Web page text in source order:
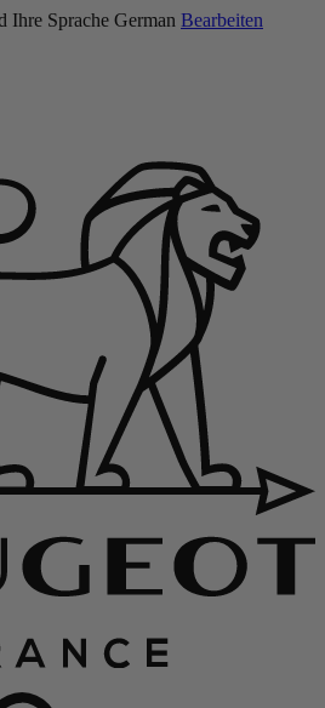
Ihre Sprache German Bearbeiten